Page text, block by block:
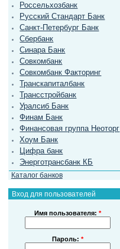
Россельхозбанк
Русский Стандарт Банк
Санкт-Петербург Банк
Сбербанк
Синара Банк
Совкомбанк
Совкомбанк Факторинг
Транскапиталбанк
Трансстройбанк
Уралсиб Банк
Финам Банк
Финансовая группа Неоторг
Хоум Банк
Цифра банк
Энерготрансбанк КБ
Каталог банков
Вход для пользователей
Имя пользователя: *
Пароль: *